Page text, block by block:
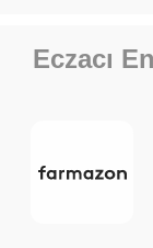
Eczacı